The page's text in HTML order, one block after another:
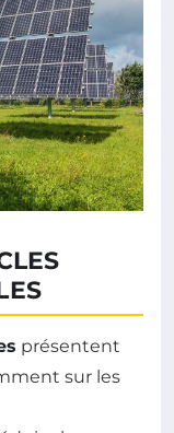
présentent
sur les